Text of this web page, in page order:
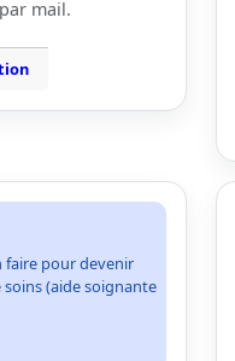
mail.
faire pour devenir
(aide soignante